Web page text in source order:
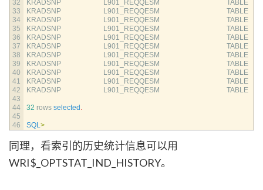
32
33
34
35
36
37
38
39
40
41
42
43
44
45
46
KRADSNP
L901_REQQESM TABLE
KRADSNP
L901_REQQESM TABLE
KRADSNP
L901_REQQESM TABLE
KRADSNP
L901_REQQESM TABLE
KRADSNP
L901_REQQESM TABLE
KRADSNP
L901_REQQESM TABLE
KRADSNP
L901_REQQESM TABLE
KRADSNP
L901_REQQESM TABLE
KRADSNP
L901_REQQESM TABLE
KRADSNP
L901_REQQESM TABLE
KRADSNP
L901_REQQESM TABLE
32 rows selected .
SQL>
同理，看索引的历史统计信息可以用
WRI$_OPTSTAT_IND_HISTORY。